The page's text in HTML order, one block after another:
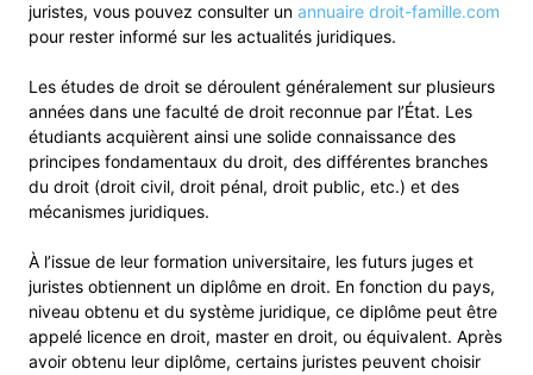
juristes, vous pouvez consulter un annuaire droit-famille.com
pour rester informé sur les actualités juridiques.
Les études de droit se déroulent généralement sur plusieurs
années dans une faculté de droit reconnue par l’État. Les
étudiants acquièrent ainsi une solide connaissance des
principes fondamentaux du droit, des différentes branches
du droit (droit civil, droit pénal, droit public, etc.) et des
mécanismes juridiques.
À l’issue de leur formation universitaire, les futurs juges et
juristes obtiennent un diplôme en droit. En fonction du pays,
niveau obtenu et du système juridique, ce diplôme peut être
appelé licence en droit, master en droit, ou équivalent. Après
avoir obtenu leur diplôme, certains juristes peuvent choisir